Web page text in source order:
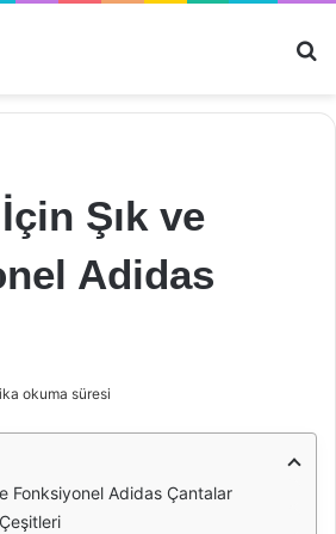
Şık ve
Adidas
okuma süresi
Fonksiyonel Adidas Çantalar